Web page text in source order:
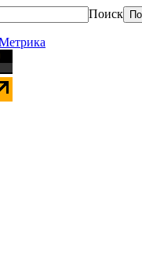
Поиск